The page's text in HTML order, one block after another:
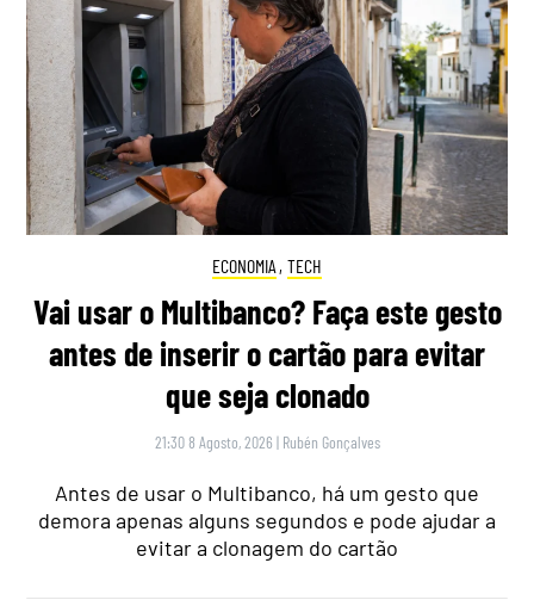
ECONOMIA , TECH
Vai usar o Multibanco? Faça este gesto
antes de inserir o cartão para evitar
que seja clonado
21:30 8 Agosto, 2026 | Rubén Gonçalves
Antes de usar o Multibanco, há um gesto que
demora apenas alguns segundos e pode ajudar a
evitar a clonagem do cartão